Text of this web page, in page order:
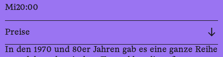
Mi20:00
Preise
In den 1970 und 80er Jahren gab es eine ganze Reihe